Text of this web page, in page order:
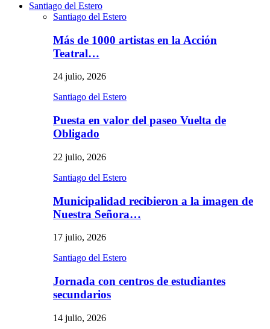
Santiago del Estero
Santiago del Estero
Más de 1000 artistas en la Acción
Teatral…
24 julio, 2026
Santiago del Estero
Puesta en valor del paseo Vuelta de
Obligado
22 julio, 2026
Santiago del Estero
Municipalidad recibieron a la imagen de
Nuestra Señora…
17 julio, 2026
Santiago del Estero
Jornada con centros de estudiantes
secundarios
14 julio, 2026